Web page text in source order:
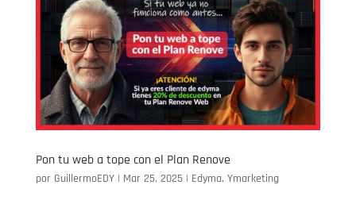
Pon tu web a tope con el Plan Renove
por GuillermoEDY| Mar 25, 2025 | Edyma, Ymarketing